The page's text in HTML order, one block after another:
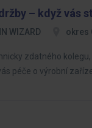
– když vás
WIZARD okres
zdatného
péče o výrobní